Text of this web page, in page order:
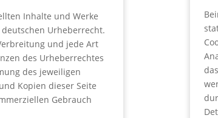
Inhalte und Werke
Urheberrecht.
und jede Art
des Urheberrechtes
des jeweiligen
Kopien dieser Seite
Gebrauch